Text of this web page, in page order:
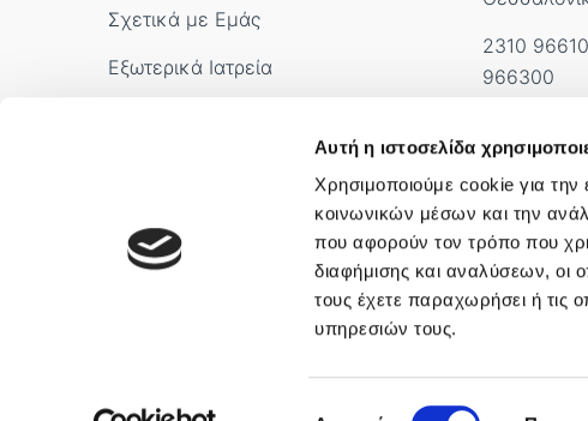
Αυτή η ιστοσελίδα
Χρησιμοποιούμε cookie για την
κοινωνικών μέσων και την
που αφορούν τον τρόπο που
διαφήμισης και αναλύσεων, οι
τους έχετε παραχωρήσει ή τις
υπηρεσιών τους.
Σχετικά με Εμάς
Εξωτερικά Ιατρεία
2310
966300
Αρ.